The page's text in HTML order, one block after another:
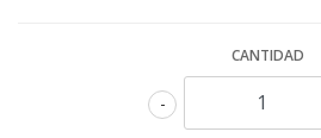
CANTIDAD
-